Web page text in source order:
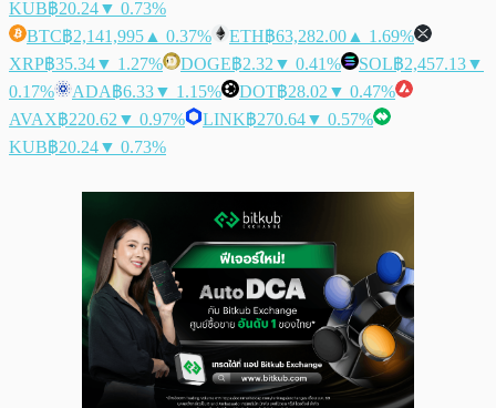
KUB฿20.24▼ 0.73%
BTC฿2,141,995 ▲ 0.37% ETH฿63,282.00 ▲ 1.69%
XRP฿35.34▼ 1.27% DOGE฿2.32 ▼ 0.41% SOL฿2,457.13▼
0.17%
ADA฿6.33▼ 1.15% DOT฿28.02 ▼ 0.47%
AVAX฿220.62 ▼ 0.97% LINK฿270.64▼ 0.57%
KUB฿20.24▼ 0.73%